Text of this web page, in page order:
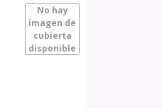
No hay
imagen de
cubierta
disponible